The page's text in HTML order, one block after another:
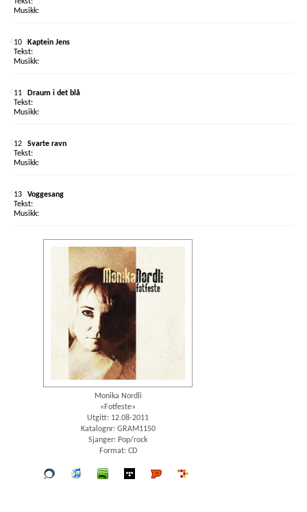
10 Kaptein Jens
11 Draum i det blå
12 Svarte ravn
13 Voggesang
Monika Nordli
«Fotfeste»
Utgitt: 12.08-2011
Katalognr: GRAM1150
Sjanger: Pop/rock
Format: CD
Vår
iTunes spotify wimp Platekompaniet